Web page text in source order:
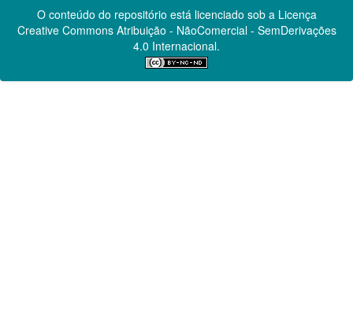
O conteúdo do repositório está licenciado sob a Licença
Creative CommonsAtribuição - NãoComercial - SemDerivações
4.0 Internacional.